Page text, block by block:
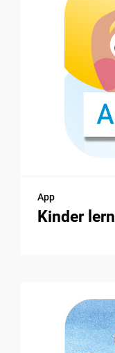
App
Kinder